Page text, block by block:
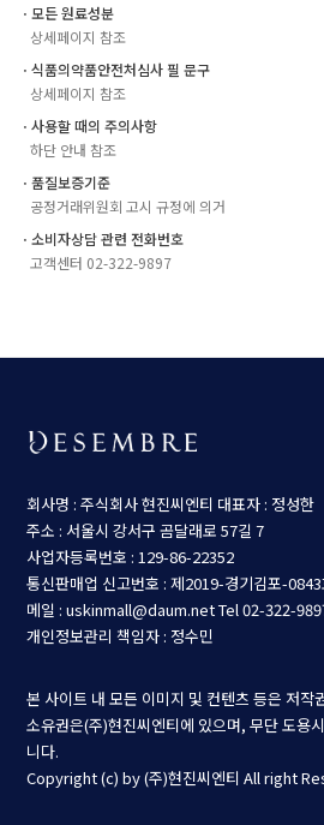
ㆍ모든 원료성분
상세페이지 참조
ㆍ식품의약품안전처심사 필 문구
상세페이지 참조
ㆍ사용할 때의 주의사항
하단 안내 참조
ㆍ품질보증기준
공정거래위원회 고시 규정에 의거
ㆍ소비자상담 관련 전화번호
고객센터 02-322-9897
회사명 : 주식회사 현진씨엔티 대표자 : 정성한
주소 : 서울시 강서구 곰달래로 57길 7
사업자등록번호 : 129-86-22352
통신판매업 신고번호 : 제2019-경기김포-
메일 : uskinmall@daum.netTel 02-322-
개인정보관리 책임자 : 정수민
본 사이트 내 모든 이미지 및 컨텐츠 등은 저작
소유권은(주)현진씨엔티에 있으며, 무단 도용
니다.
Copyright (c) by (주)현진씨엔티 All right